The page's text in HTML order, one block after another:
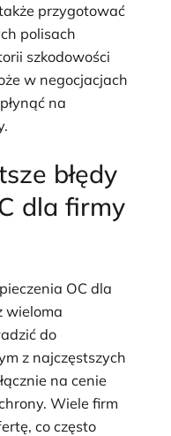
przygotować
polisach
szkodowości
w negocjacjach
na
błędy
dla firmy
OC dla
wieloma
do
z najczęstszych
na cenie
Wiele firm
co często